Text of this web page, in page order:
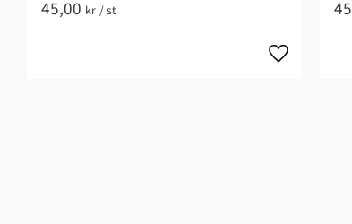
45,00 kr /st